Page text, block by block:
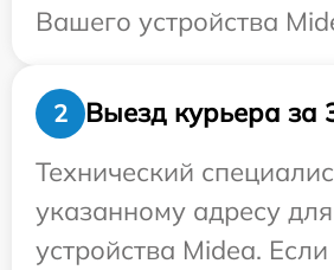
Вашего устройства
2
Выезд курьера за
Технический
указанному адресу
устройства Midea.